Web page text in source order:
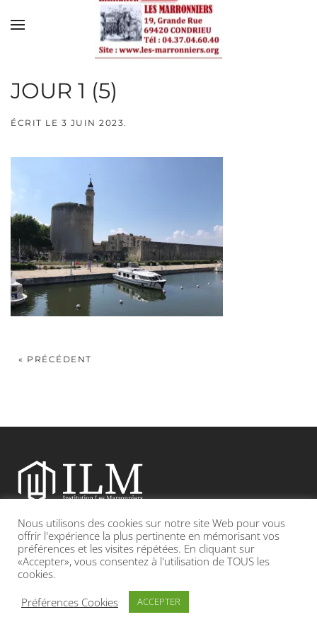
Skip to main content
JOUR 1 (5)
ÉCRIT LE 3 JUIN 2023.
« PRÉCÉDENT
Etablissement catholique sous contrat d’association avec l’Etat
Adresse : 19, Grande rue 69420 CONDRIEU
INFOS LÉGALES POLITIQUE DE CONFIDENTIALITÉ
Nous utilisons des cookies sur notre site Web pour vous
offrir l'expérience la plus pertinente en mémorisant vos
préférences et les visites répétées. En cliquant sur
«Accepter», vous consentez à l'utilisation de TOUS les
cookies.
Préférences Cookies
ACCEPTER